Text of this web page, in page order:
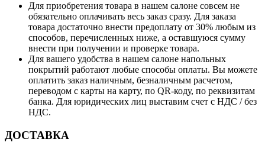
Для приобретения товара в нашем салоне совсем не
обязательно оплачивать весь заказ сразу. Для заказа
товара достаточно внести предоплату от 30% любым из
способов, перечисленных ниже, а оставшуюся сумму
внести при получении и проверке товара.
Для вашего удобства в нашем салоне напольных
покрытий работают любые способы оплаты. Вы можете
оплатить заказ наличным, безналичным расчетом,
переводом с карты на карту, по QR-коду, по реквизитам
банка. Для юридических лиц выставим счет с НДС / без
НДС.
ДОСТАВКА